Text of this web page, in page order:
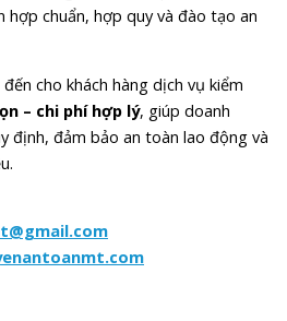
chuẩn, hợp quy và đào tạo an
cho khách hàng dịch vụ kiểm
– chi phí hợp lý, giúp doanh
định, đảm bảo an toàn lao động và